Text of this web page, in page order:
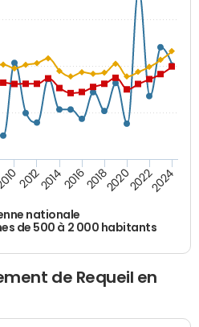
nationale
de 500 à 2 000 habitants
2012201420162018202020222024
de Requeil en